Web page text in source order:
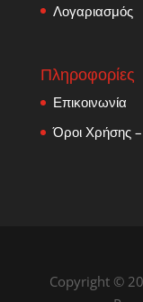
Λογαριασμός
Πληροφορίες
Επικοινωνία
Όροι Χρήσης
Copyright ©